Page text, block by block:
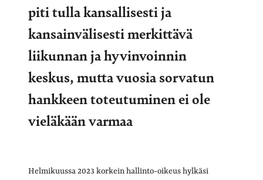
piti tulla kansallisesti ja
kansainvälisesti merkittävä
liikunnan ja hyvinvoinnin
keskus, mutta vuosia sorvatun
hankkeen toteutuminen ei ole
vieläkään varmaa
Helmikuussa 2023 korkein hallinto-oikeus hylkäsi